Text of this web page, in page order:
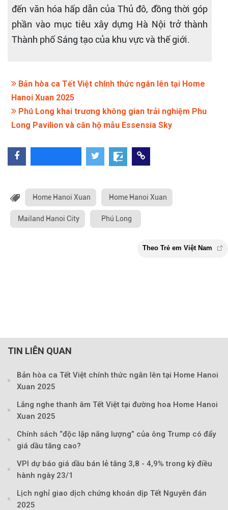
đến văn hóa hấp dẫn của Thủ đô, đồng thời góp
phần vào mục tiêu xây dựng Hà Nội trở thành
Thành phố Sáng tạo của khu vực và thế giới.
Bản hòa ca Tết Việt chính thức ngân lên tại Home
Hanoi Xuan 2025
Phú Long khai trương không gian trải nghiệm Phu
Long Pavilion và căn hộ mẫu Essensia Sky
Home Hanoi Xuan Home Hanoi Xuan
Mailand Hanoi City Phú Long
TIN LIÊN QUAN
Bản hòa ca Tết Việt chính thức ngân lên tại Home Hanoi
Xuan 2025
Lắng nghe thanh âm Tết Việt tại đường hoa Home Hanoi
Xuan 2025
Chính sách “độc lập năng lượng” của ông Trump có đẩy
giá dầu tăng cao?
VPI dự báo giá dầu bán lẻ tăng 3,8 - 4,9% trong kỳ điều
hành ngày 23/1
Lịch nghỉ giao dịch chứng khoán dịp Tết Nguyên đán
2025